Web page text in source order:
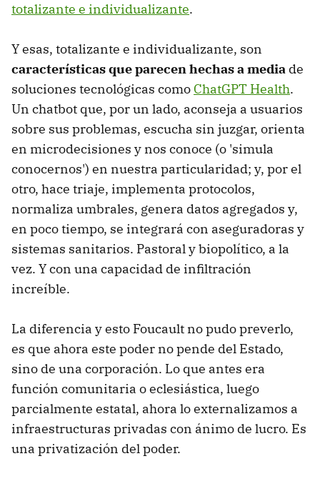
totalizante e individualizante.
Y esas, totalizante e individualizante, son
características que parecen hechas a media de
soluciones tecnológicas como ChatGPT Health.
Un chatbot que, por un lado, aconseja a usuarios
sobre sus problemas, escucha sin juzgar, orienta
en microdecisiones y nos conoce (o 'simula
conocernos') en nuestra particularidad; y, por el
otro, hace triaje, implementa protocolos,
normaliza umbrales, genera datos agregados y,
en poco tiempo, se integrará con aseguradoras y
sistemas sanitarios. Pastoral y biopolítico, a la
vez. Y con una capacidad de infiltración
increíble.
La diferencia y esto Foucault no pudo preverlo,
es que ahora este poder no pende del Estado,
sino de una corporación. Lo que antes era
función comunitaria o eclesiástica, luego
parcialmente estatal, ahora lo externalizamos a
infraestructuras privadas con ánimo de lucro. Es
una privatización del poder.